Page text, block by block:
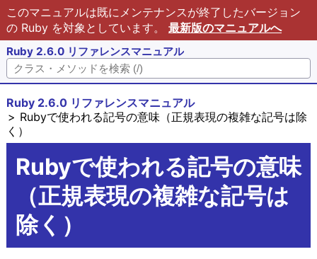
このマニュアルは既にメンテナンスが終了したバージョン
の Ruby を対象としています。 最新版のマニュアルへ
Ruby 2.6.0 リファレンスマニュアル
Ruby 2.6.0 リファレンスマニュアル
Rubyで使われる記号の意味（正規表現の複雑な記号は除
く）
Rubyで使われる記号の意味
（正規表現の複雑な記号は
除く）